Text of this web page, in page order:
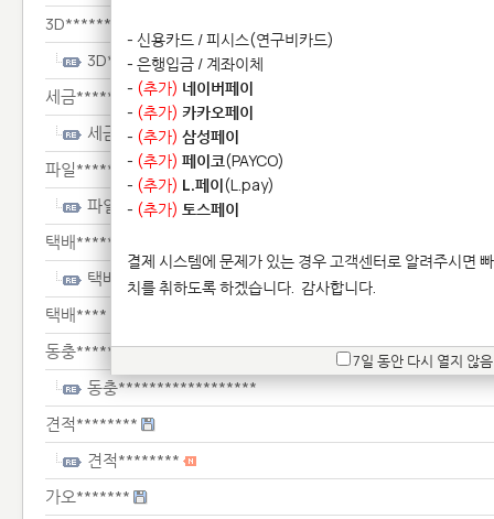
3D******
3D******
세금*******************
세금*******************
파일**********
파일**********
택배*****
택배*****
택배****
동충******************
동충******************
견적********
견적********
가오*******
- 신용카드 / 피시스(연구비카드)
- 은행입금 / 계좌이체
- (추가) 네이버페이
- (추가) 카카오페이
- (추가) 삼성페이
- (추가) 페이코(PAYCO)
- (추가) L.페이(L.pay)
- (추가) 토스페이
결제 시스템에 문제가 있는 경우 고객센터로 알려주시면
치를 취하도록 하겠습니다. 감사합니다.
7일 동안 다시 열지 않음